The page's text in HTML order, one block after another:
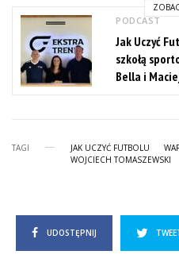
PODCAST
Jak Uczyć
szkołą
Bella i
TAGI JAK UCZYĆ FUTBOLU
WOJCIECH TOMASZEWSKI
UDOSTĘPNIJ